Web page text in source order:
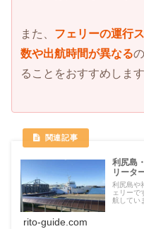
また、 フェリーの運行
数や出航時間が異なる
ることをおすすめします
利尻島
リータ
利尻島や
ェリーで
航してい
rito-guide.com